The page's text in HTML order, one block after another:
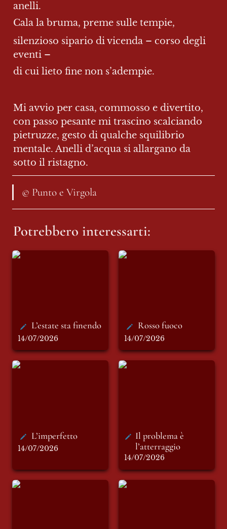
anelli.
Cala la bruma, preme sulle tempie,
silenzioso sipario di vicenda – corso degli
eventi –
di cui lieto fine non s’adempie.
Mi avvio per casa, commosso e divertito,
con passo pesante mi trascino scalciando
pietruzze, gesto di qualche squilibrio
mentale. Anelli d’acqua si allargano da
sotto il ristagno.
© Punto e Virgola
Potrebbero interessarti:
L’estate sta finendo
L’estate sta finendo
14/07/2026
Rosso fuoco
Rosso fuoco
14/07/2026
L’imperfetto
L’imperfetto
14/07/2026
Il problema è
Il problema è
l’atterraggio
14/07/2026
Una riluttanza ad
Roma non sa